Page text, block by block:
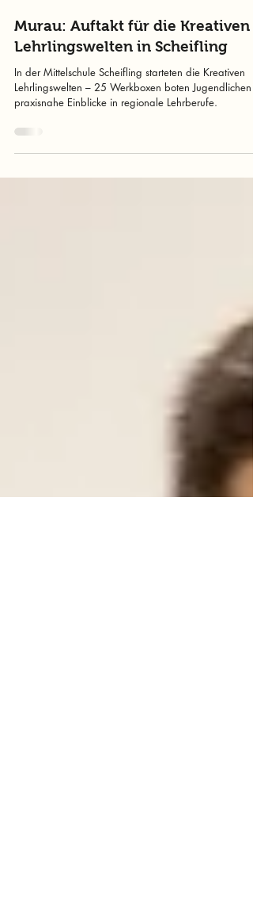
29. Okt. 2025
1 Min. Lesezeit
Murau: Auftakt für die Kreativen
Lehrlingswelten in Scheifling
In der Mittelschule Scheifling starteten die Kreativen
praxisnahe Einblicke in regionale Lehrberufe.